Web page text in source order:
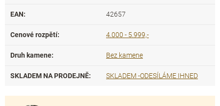
EAN: 42657
Cenové rozpětí: 4.000 - 5.999,-
Druh kamene: Bez kamene
SKLADEM NA PRODEJNĚ: SKLADEM -ODESÍLÁME IHNED